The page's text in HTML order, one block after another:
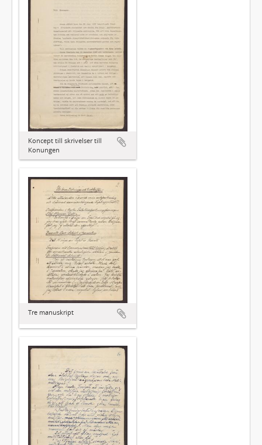
Koncept till skrivelser till
Konungen
Tre manuskript